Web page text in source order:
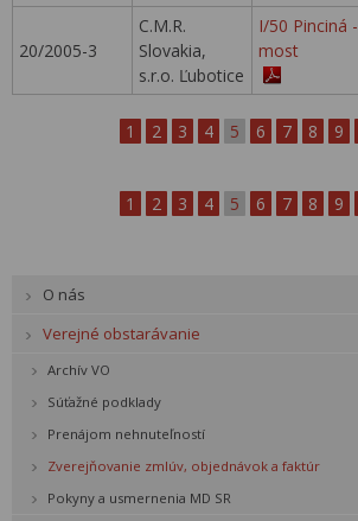
20/2005-3
C.M.R.
Slovakia,
s.r.o. Ľubotice
I/50 Pinciná -
most
1 2 3 4 5 6 7 8 9
1 2 3 4 5 6 7 8 9
O nás
Verejné obstarávanie
Archív VO
Súťažné podklady
Prenájom nehnuteľností
Zverejňovanie zmlúv, objednávok a faktúr
Pokyny a usmernenia MD SR